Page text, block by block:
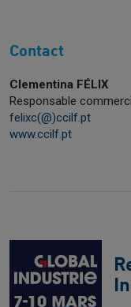
Contact
Clementina FÉLIX
Responsable
felixc(@)ccilf.pt
www.ccilf.pt